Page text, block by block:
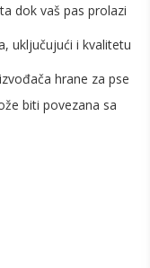
dok vaš pas prolazi
uključujući i kvalitetu
hrane za pse
biti povezana sa